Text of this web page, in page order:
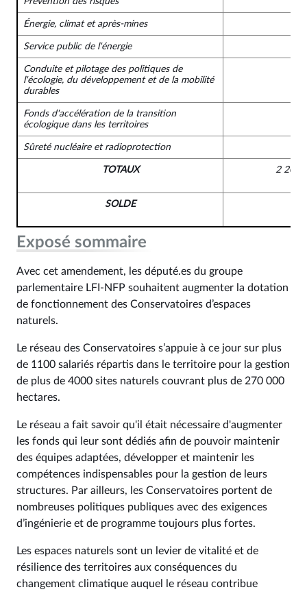
Énergie, climat et après-mines
Service public de l'énergie
Conduite et pilotage des politiques de
l'écologie, du développement et de la mobilité
durables
Fonds d'accélération de la transition
écologique dans les territoires
Sûreté nucléaire et radioprotection
TOTAUX 2 200
SOLDE
Exposé sommaire
Avec cet amendement, les député.es du groupe
parlementaire LFI-NFP souhaitent augmenter la dotation
de fonctionnement des Conservatoires d’espaces
naturels.
Le réseau des Conservatoires s’appuie à ce jour sur plus
de 1100 salariés répartis dans le territoire pour la gestion
de plus de 4000 sites naturels couvrant plus de 270 000
hectares.
Le réseau a fait savoir qu'il était nécessaire d'augmenter
les fonds qui leur sont dédiés afin de pouvoir maintenir
des équipes adaptées, développer et maintenir les
compétences indispensables pour la gestion de leurs
structures. Par ailleurs, les Conservatoires portent de
nombreuses politiques publiques avec des exigences
d’ingénierie et de programme toujours plus fortes.
Les espaces naturels sont un levier de vitalité et de
résilience des territoires aux conséquences du
changement climatique auquel le réseau contribue